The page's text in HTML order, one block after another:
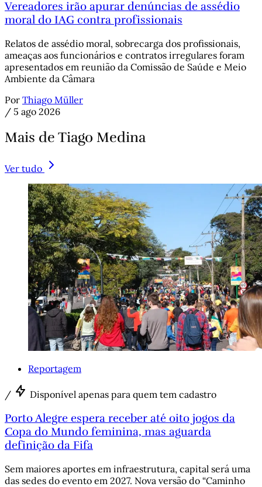
Vereadores irão apurar denúncias de assédio
moral do IAG contra profissionais
Relatos de assédio moral, sobrecarga dos profissionais,
ameaças aos funcionários e contratos irregulares foram
apresentados em reunião da Comissão de Saúde e Meio
Ambiente da Câmara
Por Thiago Müller
/ 5 ago 2026
Mais de Tiago Medina
Ver tudo
Reportagem
/ Disponível apenas para quem tem cadastro
Porto Alegre espera receber até oito jogos da
Copa do Mundo feminina, mas aguarda
definição da Fifa
Sem maiores aportes em infraestrutura, capital será uma
das sedes do evento em 2027. Nova versão do “Caminho